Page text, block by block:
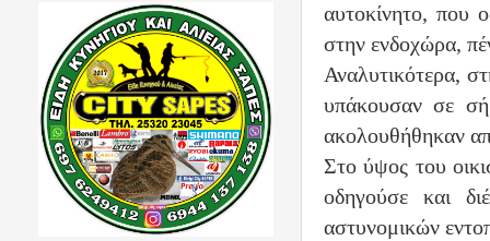
αυτοκίνητο, που
στην ενδοχώρα,
Αναλυτικότερα,
υπάκουσαν σε
ακολουθήθηκαν
Στο ύψος του
οδηγούσε και
αστυνομικών